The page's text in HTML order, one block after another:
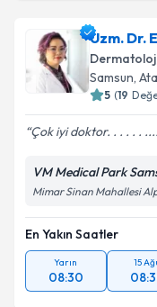
Uzm. Dr.
Samsun,
5 (19
Çok iyi doktor. . . . . . ....
VM Medical Park
Mimar Sinan Mahallesi
En Yakın Saatler
Yarın
08:30
15